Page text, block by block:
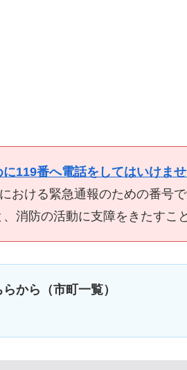
119番へ電話をしてはいけませ
おける緊急通報のための番号で
消防の活動に支障をきたすこ
から（市町一覧）